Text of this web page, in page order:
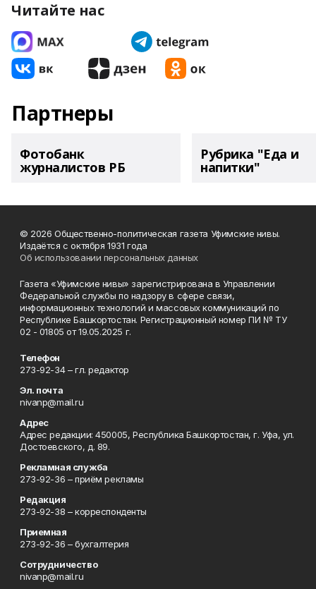
Читайте нас
Партнеры
Фотобанк
журналистов РБ
Рубрика "Еда и
напитки"
© 2026 Общественно-политическая газета Уфимские нивы.
Издаётся с октября 1931 года
Об использовании персональных данных
Газета «Уфимские нивы» зарегистрирована в Управлении
Федеральной службы по надзору в сфере связи,
информационных технологий и массовых коммуникаций по
Республике Башкортостан. Регистрационный номер ПИ № ТУ
02 - 01805 от 19.05.2025 г.
Телефон
273-92-34 – гл. редактор
Эл. почта
nivanp@mail.ru
Адрес
Адрес редакции: 450005, Республика Башкортостан, г. Уфа, ул.
Достоевского, д. 89.
Рекламная служба
273-92-36 – приём рекламы
Редакция
273-92-38 – корреспонденты
Приемная
273-92-36 – бухгалтерия
Сотрудничество
nivanp@mail.ru